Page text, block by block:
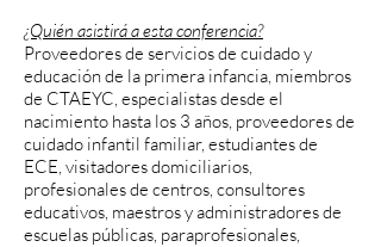
¿Quién asistirá a esta conferencia?
Proveedores de servicios de cuidado y
educación de la primera infancia, miembros
de CTAEYC, especialistas desde el
nacimiento hasta los 3 años, proveedores de
cuidado infantil familiar, estudiantes de
ECE, visitadores domiciliarios,
profesionales de centros, consultores
educativos, maestros y administradores de
escuelas públicas, paraprofesionales,